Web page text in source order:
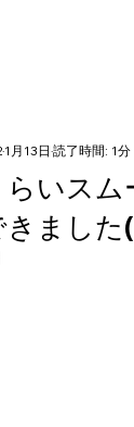
いスム
きました
1月13日 読了時間: 1分